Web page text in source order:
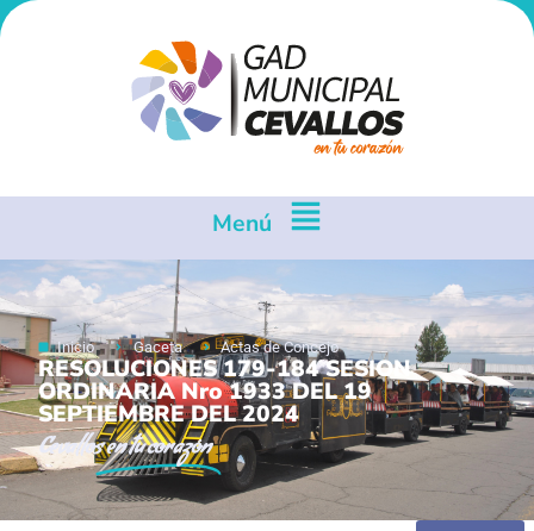
Menú
Inicio Gaceta Actas de Concejo
RESOLUCIONES 179-184 SESION
ORDINARIA Nro 1933 DEL 19
SEPTIEMBRE DEL 2024
Cevallosen tu corazón